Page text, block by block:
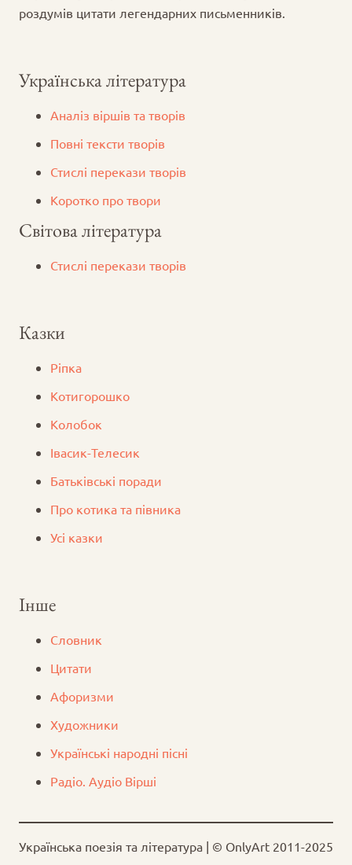
роздумів цитати легендарних письменників.
Українська література
Аналіз віршів та творів
Повні тексти творів
Стислі перекази творів
Коротко про твори
Світова література
Стислі перекази творів
Казки
Ріпка
Котигорошко
Колобок
Iвасик-Телесик
Батьківські поради
Про котика та півника
Усі казки
Інше
Словник
Цитати
Афоризми
Художники
Українські народні пісні
Радіо. Аудіо Вірші
Українська поезія та література | © OnlyArt 2011-2025